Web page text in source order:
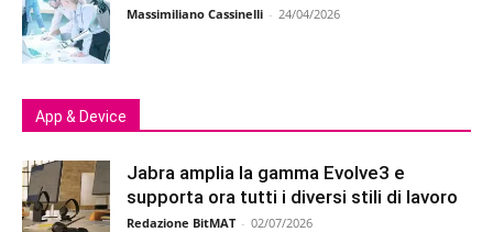
Massimiliano Cassinelli - 24/04/2026
App & Device
Jabra amplia la gamma Evolve3 e
supporta ora tutti i diversi stili di lavoro
Redazione BitMAT - 02/07/2026